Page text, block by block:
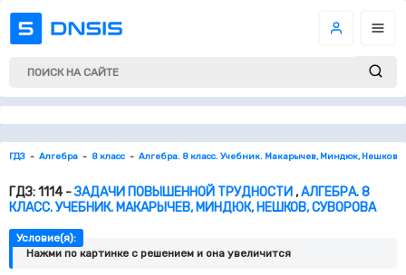
ГДЗ Алгебра 8 класс Алгебра. 8 класс. Учебник. Макарычев, Миндюк, Нешков,
ГДЗ: 1114 -ЗАДАЧИ ПОВЫШЕННОЙ ТРУДНОСТИ,АЛГЕБРА. 8
КЛАСС. УЧЕБНИК. МАКАРЫЧЕВ, МИНДЮК, НЕШКОВ, СУВОРОВА
Условие(я):
Нажми по картинке c решением и она увеличится